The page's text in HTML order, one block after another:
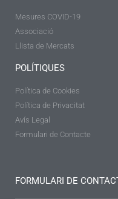
Mesures COVID-19
Associació
Llista de Mercats
POLÍTIQUES
Política de Cookies
Política de Privacitat
Avís Legal
Formulari de Contacte
FORMULARI DE